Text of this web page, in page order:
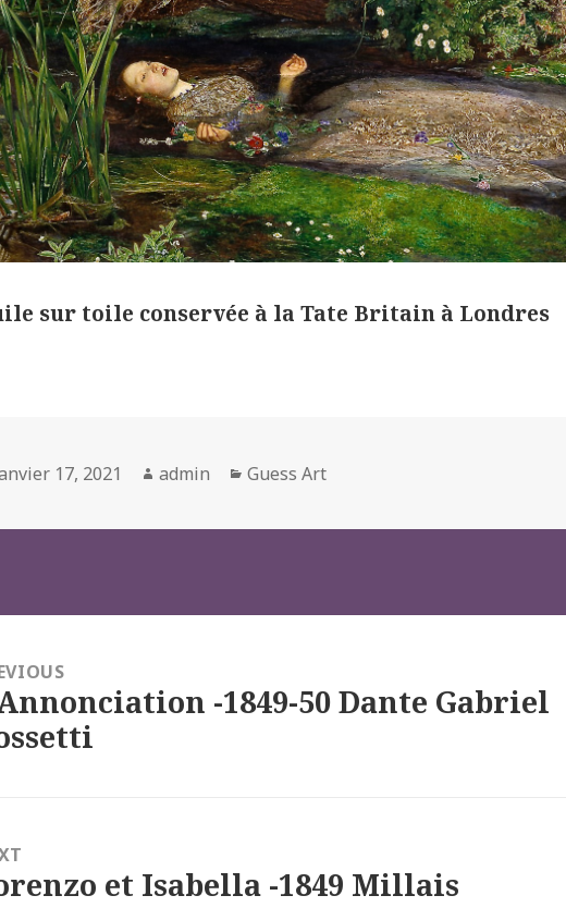
sur toile conservée à la Tate Britain à Londres
17, 2021 Author
admin Categories
Guess Art
-1849-50 Dante Gabriel
et Isabella -1849 Millais